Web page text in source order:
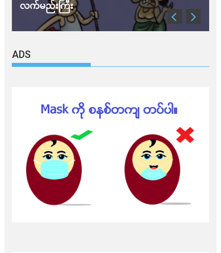
လက်မည်းကြီး
ADS